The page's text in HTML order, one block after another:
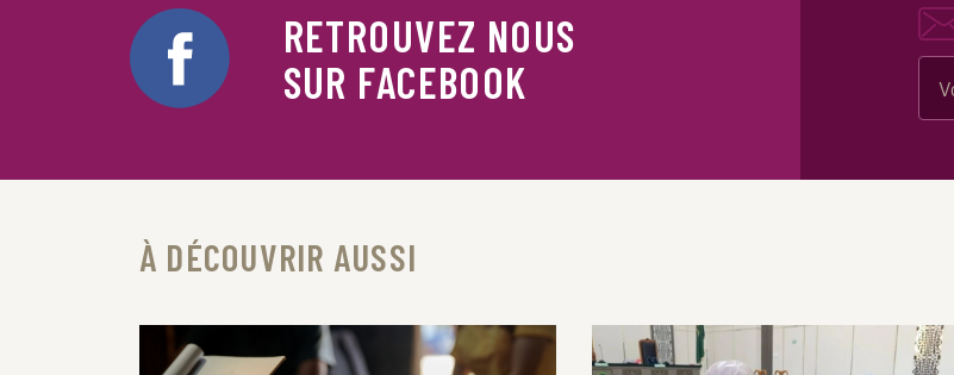
RETROUVEZ NOUS
SUR FACEBOOK
À DÉCOUVRIR AUSSI